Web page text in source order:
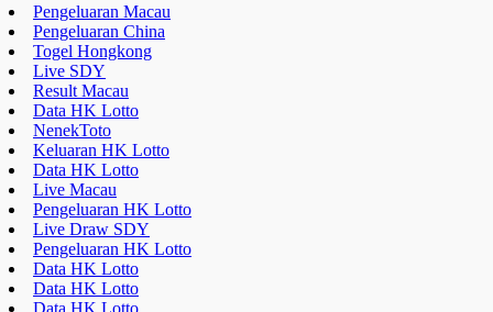
Pengeluaran Macau
Pengeluaran China
Togel Hongkong
Live SDY
Result Macau
Data HK Lotto
NenekToto
Keluaran HK Lotto
Data HK Lotto
Live Macau
Pengeluaran HK Lotto
Live Draw SDY
Pengeluaran HK Lotto
Data HK Lotto
Data HK Lotto
Data HK Lotto